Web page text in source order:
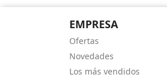
EMPRESA
Ofertas
Novedades
Los más vendidos